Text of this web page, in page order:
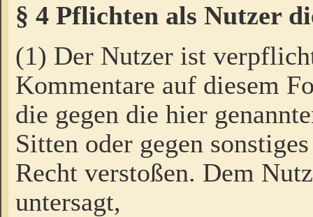
§ 4 Pflichten als Nutzer
(1) Der Nutzer ist
Kommentare auf diesem
die gegen die hier
Sitten oder gegen
Recht verstoßen. Dem
untersagt,